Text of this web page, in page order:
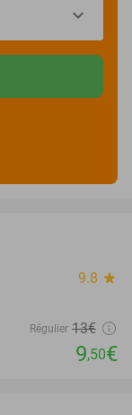
9.8 star
Régulier 13€
9,50€